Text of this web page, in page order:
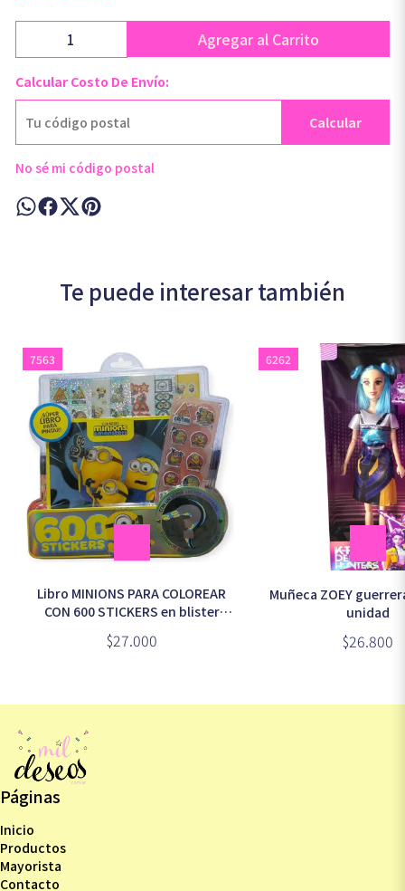
Agregar al Carrito
Calcular Costo De Envío:
Calcular
No sé mi código postal
Te puede interesar también
7563
Libro MINIONS PARA COLOREAR
CON 600 STICKERS en blister
$27.000
6262
Muñeca ZOEY
unidad
$26.800
Páginas
Inicio
Productos
Mayorista
Contacto